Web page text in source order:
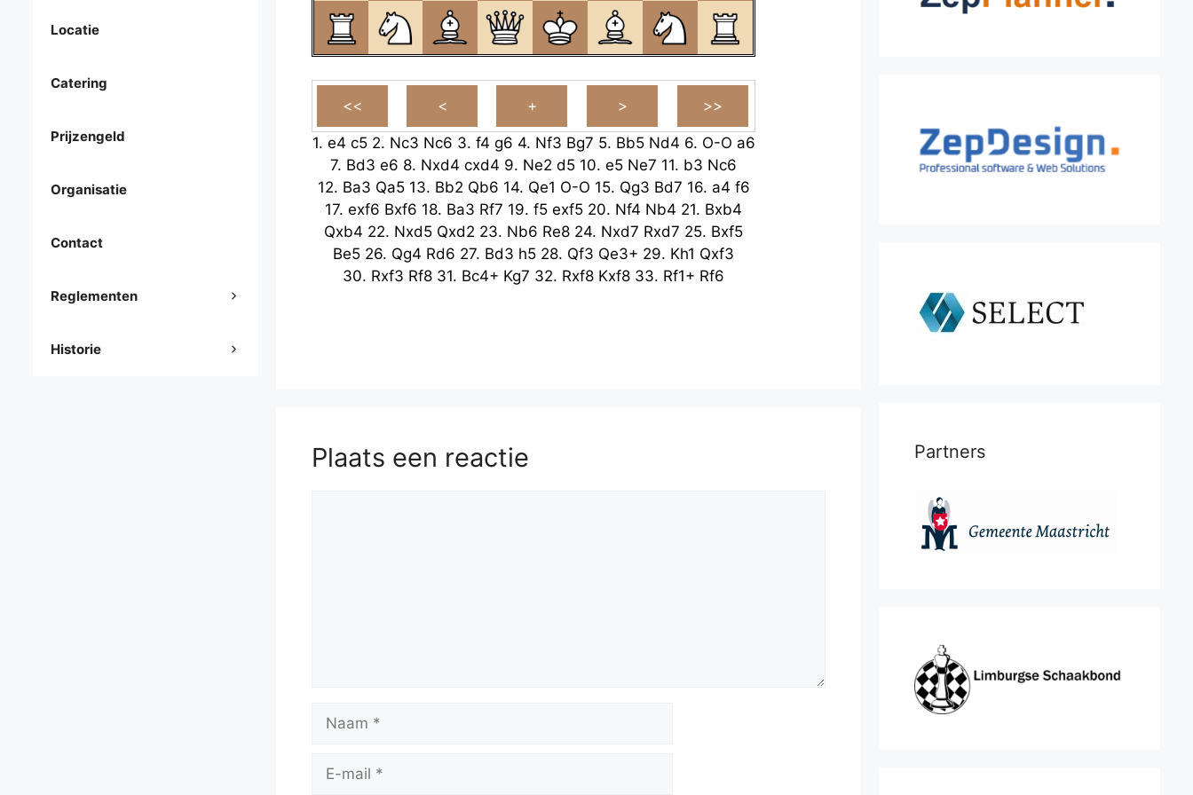
1. e4 c5 2. Nc3 Nc6 3. f4 g6 4. Nf3 Bg7 5. Bb5 Nd4 6. O-O a6
7. Bd3 e6 8. Nxd4 cxd4 9. Ne2 d5 10. e5 Ne7 11. b3 Nc6
12. Ba3 Qa5 13. Bb2 Qb6 14. Qe1 O-O 15. Qg3 Bd7 16. a4 f6
17. exf6 Bxf6 18. Ba3 Rf7 19. f5 exf5 20. Nf4 Nb4 21. Bxb4
Qxb4 22. Nxd5 Qxd2 23. Nb6 Re8 24. Nxd7 Rxd7 25. Bxf5
Be5 26. Qg4 Rd6 27. Bd3 h5 28. Qf3 Qe3+ 29. Kh1 Qxf3
30. Rxf3 Rf8 31. Bc4+ Kg7 32. Rxf8 Kxf8 33. Rf1+ Rf6
Plaats een reactie
mail
Locatie
Catering
Prijzengeld
Organisatie
Contact
Reglementen
Historie
Partners